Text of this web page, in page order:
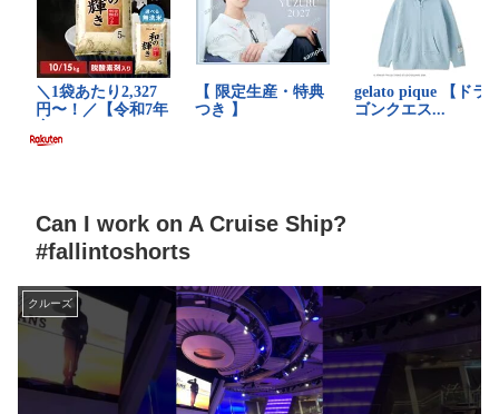
Can I work on A Cruise Ship?
#fallintoshorts
クルーズ